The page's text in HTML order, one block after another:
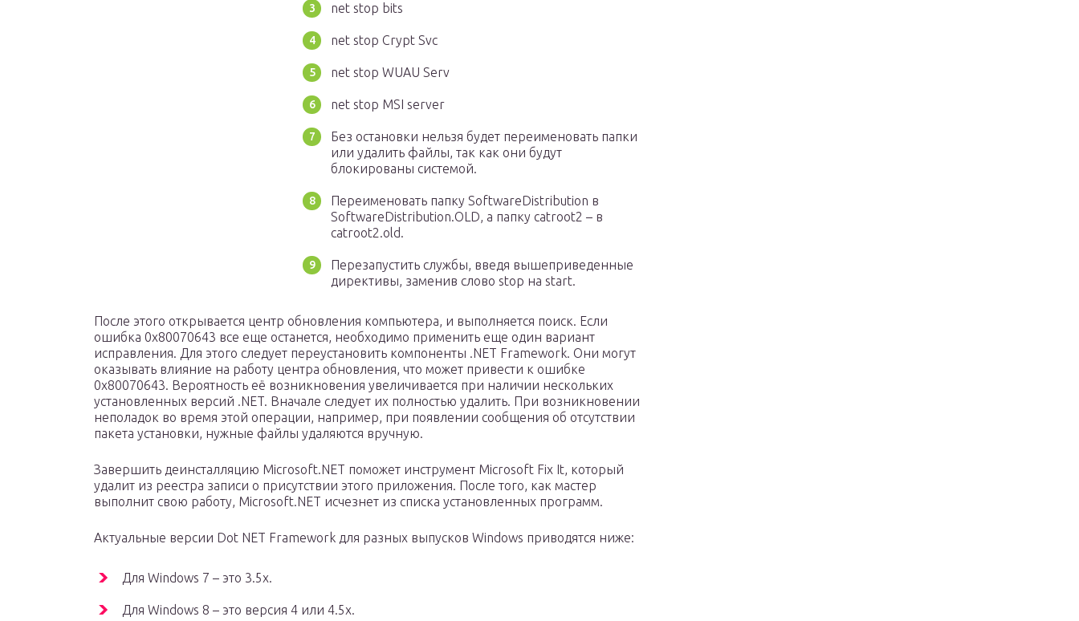
net stop bits
net stop Crypt Svc
net stop WUAU Serv
net stop MSI server
Без остановки нельзя будет переименовать папки
или удалить файлы, так как они будут
блокированы системой.
Переименовать папку SoftwareDistribution в
SoftwareDistribution.OLD, а папку catroot2 – в
catroot2.old.
Перезапустить службы, введя вышеприведенные
директивы, заменив слово stop на start.
После этого открывается центр обновления компьютера, и выполняется поиск. Если
ошибка 0x80070643 все еще останется, необходимо применить еще один вариант
исправления. Для этого следует переустановить компоненты .NET Framework. Они могут
оказывать влияние на работу центра обновления, что может привести к ошибке
0х80070643. Вероятность её возникновения увеличивается при наличии нескольких
установленных версий .NET. Вначале следует их полностью удалить. При возникновении
неполадок во время этой операции, например, при появлении сообщения об отсутствии
пакета установки, нужные файлы удаляются вручную.
Завершить деинсталляцию Microsoft.NET поможет инструмент Microsoft Fix It, который
удалит из реестра записи о присутствии этого приложения. После того, как мастер
выполнит свою работу, Microsoft.NET исчезнет из списка установленных программ.
Актуальные версии Dot NET Framework для разных выпусков Windows приводятся ниже:
Для Windows 7 – это 3.5x.
Для Windows 8 – это версия 4 или 4.5x.